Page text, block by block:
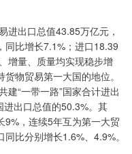
进出口总值43.85万亿元，
同比增长7.1%；进口18.39
增量、质量均实现稳步增
物贸易第一大国的地位。
“一带一路”国家合计进出
出口总值的50.3%。其
9%，连续5年互为第一大贸
比分别增长1.6%、4.9%。